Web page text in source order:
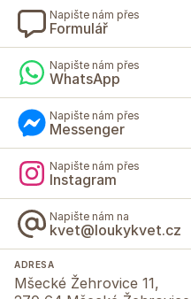
Napište nám přes
Formulář
Napište nám přes
WhatsApp
Napište nám přes
Messenger
Napište nám přes
Instagram
Napište nám na
kvet@loukykvet.cz
ADRESA
Mšecké Žehrovice 11,